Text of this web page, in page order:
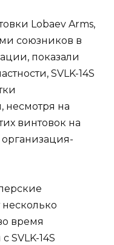
Lobaev Arms,
союзников в
показали
SVLK-14S
несмотря на
винтовок на
время
SVLK-14S